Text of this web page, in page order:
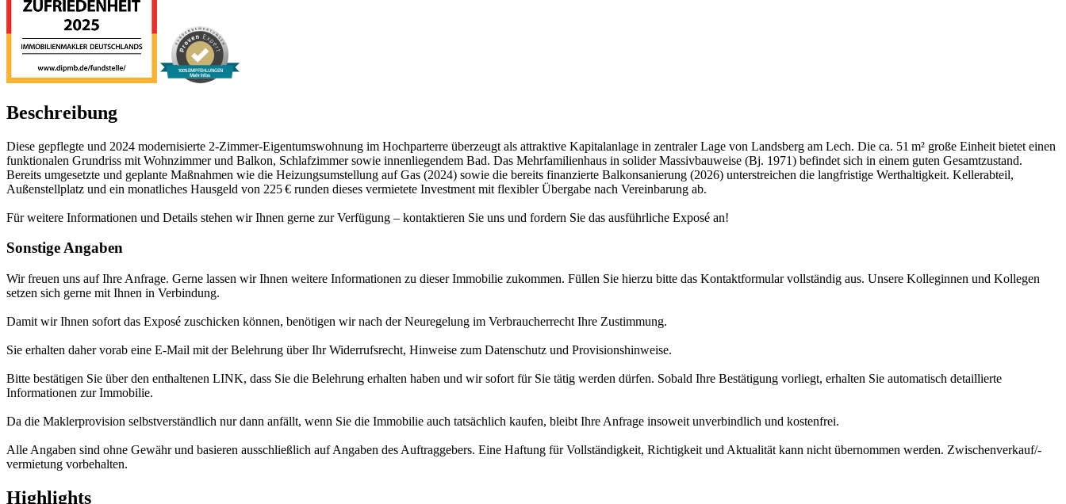
100% EMPFEHLUNGEN
Mehr Infos
Beschreibung
Diese gepflegte und 2024 modernisierte 2‑Zimmer‑Eigentumswohnung im Hochparterre überzeugt als attraktive Kapitalanlage in zentraler Lage von Landsberg am Lech. Die ca. 51 m² große Einheit bietet einen
funktionalen Grundriss mit Wohnzimmer und Balkon, Schlafzimmer sowie innenliegendem Bad. Das Mehrfamilienhaus in solider Massivbauweise (Bj. 1971) befindet sich in einem guten Gesamtzustand.
Bereits umgesetzte und geplante Maßnahmen wie die Heizungsumstellung auf Gas (2024) sowie die bereits finanzierte Balkonsanierung (2026) unterstreichen die langfristige Werthaltigkeit. Kellerabteil,
Außenstellplatz und ein monatliches Hausgeld von 225 € runden dieses vermietete Investment mit flexibler Übergabe nach Vereinbarung ab.
Für weitere Informationen und Details stehen wir Ihnen gerne zur Verfügung – kontaktieren Sie uns und fordern Sie das ausführliche Exposé an!
Sonstige Angaben
Wir freuen uns auf Ihre Anfrage. Gerne lassen wir Ihnen weitere Informationen zu dieser Immobilie zukommen. Füllen Sie hierzu bitte das Kontaktformular vollständig aus. Unsere Kolleginnen und Kollegen
setzen sich gerne mit Ihnen in Verbindung.
Damit wir Ihnen sofort das Exposé zuschicken können, benötigen wir nach der Neuregelung im Verbraucherrecht Ihre Zustimmung.
Sie erhalten daher vorab eine E-Mail mit der Belehrung über Ihr Widerrufsrecht, Hinweise zum Datenschutz und Provisionshinweise.
Bitte bestätigen Sie über den enthaltenen LINK, dass Sie die Belehrung erhalten haben und wir sofort für Sie tätig werden dürfen. Sobald Ihre Bestätigung vorliegt, erhalten Sie automatisch detaillierte
Informationen zur Immobilie.
Da die Maklerprovision selbstverständlich nur dann anfällt, wenn Sie die Immobilie auch tatsächlich kaufen, bleibt Ihre Anfrage insoweit unverbindlich und kostenfrei.
Alle Angaben sind ohne Gewähr und basieren ausschließlich auf Angaben des Auftraggebers. Eine Haftung für Vollständigkeit, Richtigkeit und Aktualität kann nicht übernommen werden. Zwischenverkauf/-
vermietung vorbehalten.
Highlights